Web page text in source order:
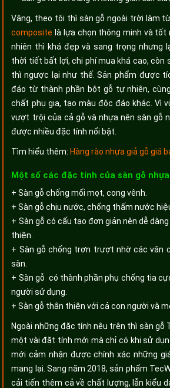
Vâng, theo tôi thì sàn gỗ ngoài trời làm
composite là lựa chọn thông minh và tốt
nhiên thì khá đẹp và sang trọng nhưng
thời tiết bất lợi, chi phí mua khá cao, còn
thì ngược lại như thế. Sản phẩm được
đáo từ thành phần bột gỗ tự nhiên,
chất phụ gia, tạo màu độc đáo khác. Vì
vượt trội của cả gỗ và nhựa nên sàn gỗ
được nhiều đặc tính nổi bật.
Tìm hiểu thêm: Hàng rào nhựa giả gỗ giá
Một số các đặc tính của sàn gỗ
+ Sàn gỗ chống mối mọt, cong vênh.
+ Sàn gỗ chịu nước, chống thấm nước
+ Sàn gỗ có cấu tạo đơn giản nên dễ
thiện.
+ Sàn gỗ chống trơn trượt nhờ các vân
sàn.
+ Sàn gỗ có thành phần phụ chống tia
người sử dụng.
+ Sàn gỗ thân thiện với cả con người và
Ngoài những đặc tính nêu trên thì sàn gỗ
một vài đặt tính mới mà chỉ có khi sử
mới cảm nhận được chính xác những
mang lại. Sang năm 2018, sản phẩm
cải tiến thêm cả về chất lượng, lẫn kiểu